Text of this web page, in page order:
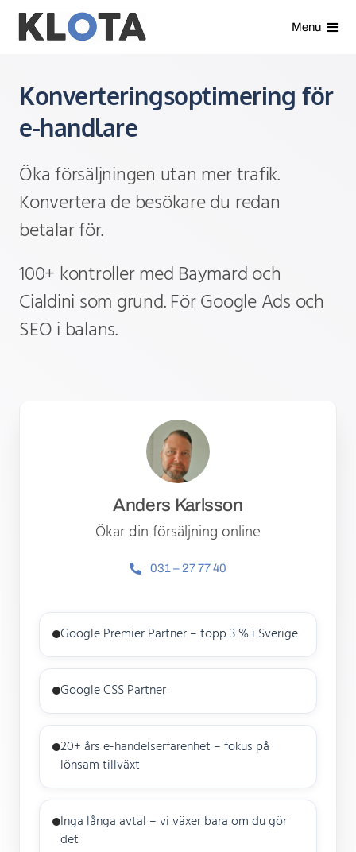
direkt
innehållet
Menu
Nyheter
Kontakt
Konverteringsoptimering för
e-handlare
Öka försäljningen utan mer trafik.
Konvertera de besökare du redan
betalar för.
100+ kontroller med Baymard och
Cialdini som grund. För Google Ads och
SEO i balans.
Anders Karlsson
Ökar din försäljning online
031 – 27 77 40
Google Premier Partner – topp 3 % i Sverige
Google CSS Partner
20+ års e-handelserfarenhet – fokus på
lönsam tillväxt
Inga långa avtal – vi växer bara om du gör
det